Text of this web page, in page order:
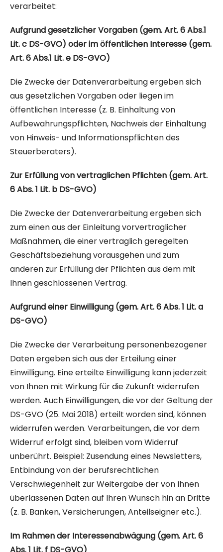
verarbeitet:
Aufgrund gesetzlicher Vorgaben (gem. Art. 6 Abs.1
Lit. c DS-GVO) oder im öffentlichen Interesse (gem.
Art. 6 Abs.1 Lit. e DS-GVO)
Die Zwecke der Datenverarbeitung ergeben sich
aus gesetzlichen Vorgaben oder liegen im
öffentlichen Interesse (z. B. Einhaltung von
Aufbewahrungspflichten, Nachweis der Einhaltung
von Hinweis- und Informationspflichten des
Steuerberaters).
Zur Erfüllung von vertraglichen Pflichten (gem. Art.
6 Abs. 1 Lit. b DS-GVO)
Die Zwecke der Datenverarbeitung ergeben sich
zum einen aus der Einleitung vorvertraglicher
Maßnahmen, die einer vertraglich geregelten
Geschäftsbeziehung vorausgehen und zum
anderen zur Erfüllung der Pflichten aus dem mit
Ihnen geschlossenen Vertrag.
Aufgrund einer Einwilligung (gem. Art. 6 Abs. 1 Lit. a
DS-GVO)
Die Zwecke der Verarbeitung personenbezogener
Daten ergeben sich aus der Erteilung einer
Einwilligung. Eine erteilte Einwilligung kann jederzeit
von Ihnen mit Wirkung für die Zukunft widerrufen
werden. Auch Einwilligungen, die vor der Geltung der
DS-GVO (25. Mai 2018) erteilt worden sind, können
widerrufen werden. Verarbeitungen, die vor dem
Widerruf erfolgt sind, bleiben vom Widerruf
unberührt. Beispiel: Zusendung eines Newsletters,
Entbindung von der berufsrechtlichen
Verschwiegenheit zur Weitergabe der von Ihnen
überlassenen Daten auf Ihren Wunsch hin an Dritte
(z. B. Banken, Versicherungen, Anteilseigner etc.).
Im Rahmen der Interessenabwägung (gem. Art. 6